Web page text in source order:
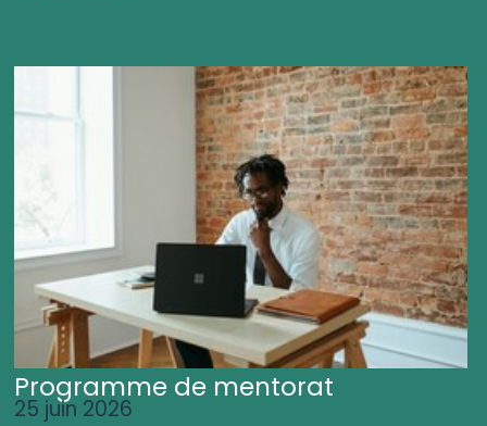
Programme de mentorat
25 juin 2026